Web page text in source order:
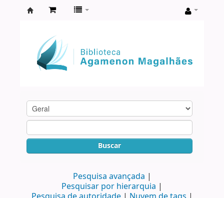
Agamenon
Magalhães
Buscar
Pesquisa avançada
Pesquisar por hierarquia